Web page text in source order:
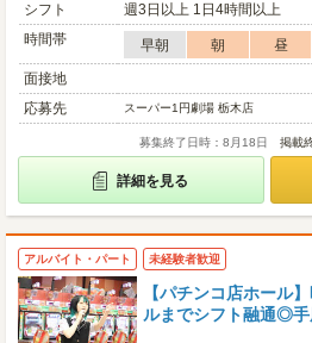
シフト
週3日以上 1日4時間以上
時間帯
早朝 朝 昼
面接地
応募先
スーパー1円劇場 栃木店
募集終了日時：8月18日 掲載
詳細を見る
アルバイト・パート 未経験者歓迎
【パチンコ店ホール
ルまでシフト融通◎手